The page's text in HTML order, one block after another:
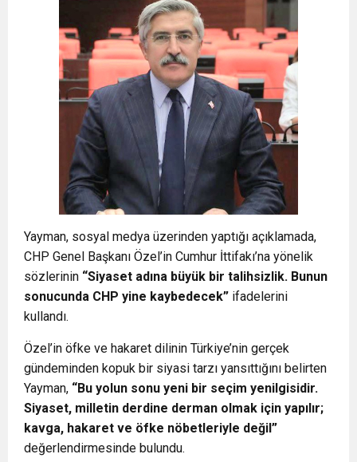
Yayman, sosyal medya üzerinden yaptığı açıklamada,
CHP Genel Başkanı Özel’in Cumhur İttifakı’na yönelik
sözlerinin “Siyaset adına büyük bir talihsizlik. Bunun
sonucunda CHP yine kaybedecek” ifadelerini
kullandı.
Özel’in öfke ve hakaret dilinin Türkiye’nin gerçek
gündeminden kopuk bir siyasi tarzı yansıttığını belirten
Yayman, “Bu yolun sonu yeni bir seçim yenilgisidir.
Siyaset, milletin derdine derman olmak için yapılır;
kavga, hakaret ve öfke nöbetleriyle değil”
değerlendirmesinde bulundu.